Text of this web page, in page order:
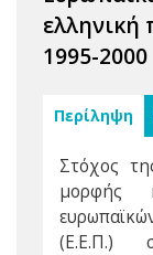
ελληνική
1995-2000
Περίληψη
Στόχος
μορφής
(Ε.Ε.Π.)